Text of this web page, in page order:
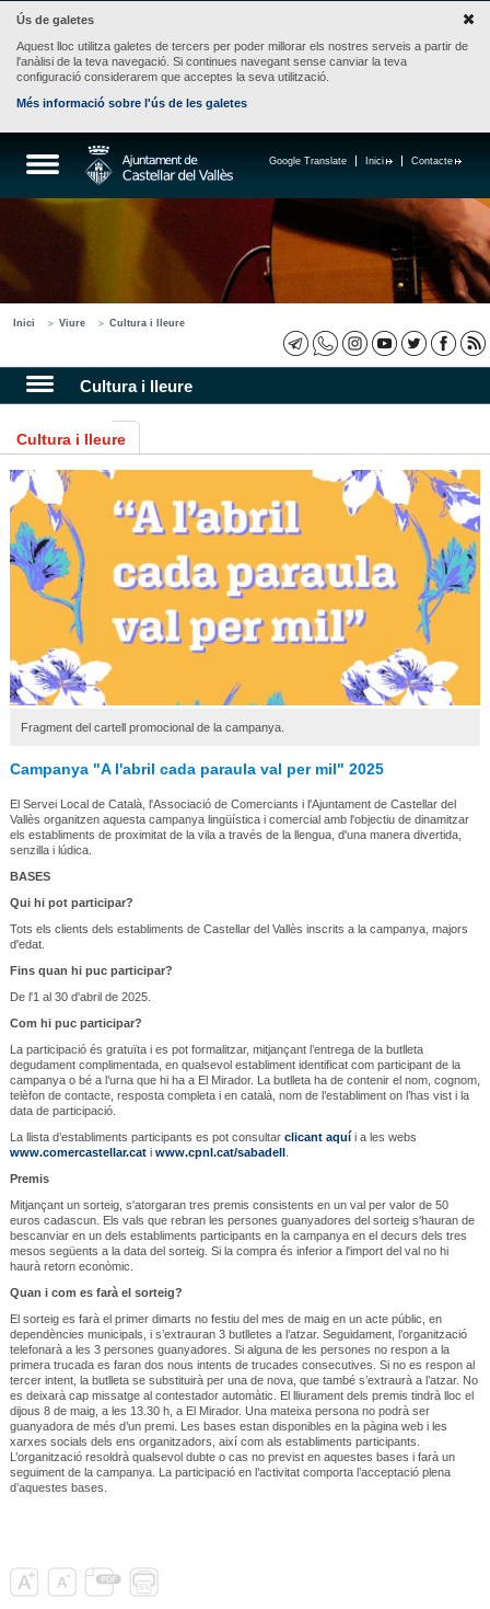
Ús de galetes
Aquest lloc utilitza galetes de tercers per poder millorar els nostres serveis a partir de
l'anàlisi de la teva navegació. Si continues navegant sense canviar la teva
configuració considerarem que acceptes la seva utilització.
Més informació sobre l'ús de les galetes
Contacte
Inici
Google Translate
Inici Viure Cultura i lleure
Cultura i lleure
Cultura i lleure
Fragment del cartell promocional de la campanya.
Campanya "A l'abril cada paraula val per mil" 2025
El Servei Local de Català, l'Associació de Comerciants i l'Ajuntament de Castellar del
Vallès organitzen aquesta campanya lingüística i comercial amb l'objectiu de dinamitzar
els establiments de proximitat de la vila a través de la llengua, d'una manera divertida,
senzilla i lúdica.
BASES
Qui hi pot participar?
Tots els clients dels establiments de Castellar del Vallès inscrits a la campanya, majors
d'edat.
Fins quan hi puc participar?
De l'1 al 30 d'abril de 2025.
Com hi puc participar?
La participació és gratuïta i es pot formalitzar, mitjançant l’entrega de la butlleta
degudament complimentada, en qualsevol establiment identificat com participant de la
campanya o bé a l’urna que hi ha a El Mirador. La butlleta ha de contenir el nom, cognom,
telèfon de contacte, resposta completa i en català, nom de l’establiment on l’has vist i la
data de participació.
La llista d’establiments participants es pot consultar clicant aquíi a les webs
www.comercastellar.cati www.cpnl.cat/sabadell.
Premis
Mitjançant un sorteig, s'atorgaran tres premis consistents en un val per valor de 50
euros cadascun. Els vals que rebran les persones guanyadores del sorteig s'hauran de
bescanviar en un dels establiments participants en la campanya en el decurs dels tres
mesos següents a la data del sorteig. Si la compra és inferior a l'import del val no hi
haurà retorn econòmic.
Quan i com es farà el sorteig?
El sorteig es farà el primer dimarts no festiu del mes de maig en un acte públic, en
dependències municipals, i s’extrauran 3 butlletes a l’atzar. Seguidament, l’organització
telefonarà a les 3 persones guanyadores. Si alguna de les persones no respon a la
primera trucada es faran dos nous intents de trucades consecutives. Si no es respon al
tercer intent, la butlleta se substituirà per una de nova, que també s’extraurà a l’atzar. No
es deixarà cap missatge al contestador automàtic. El lliurament dels premis tindrà lloc el
dijous 8 de maig, a les 13.30 h, a El Mirador. Una mateixa persona no podrà ser
guanyadora de més d’un premi. Les bases estan disponibles en la pàgina web i les
xarxes socials dels ens organitzadors, així com als establiments participants.
L’organització resoldrà qualsevol dubte o cas no previst en aquestes bases i farà un
seguiment de la campanya. La participació en l’activitat comporta l’acceptació plena
d’aquestes bases.